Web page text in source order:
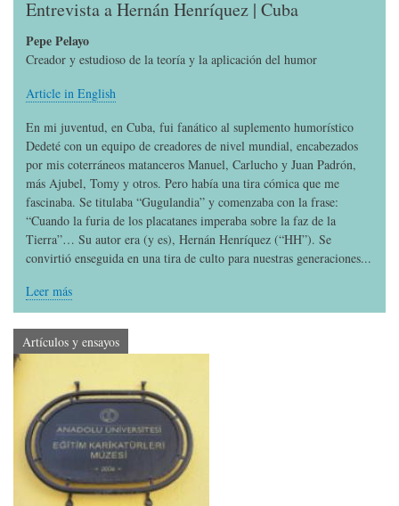
Entrevista a Hernán Henríquez | Cuba
Pepe Pelayo
Creador y estudioso de la teoría y la aplicación del humor
Article in English
En mi juventud, en Cuba, fui fanático al suplemento humorístico
Dedeté con un equipo de creadores de nivel mundial, encabezados
por mis coterráneos matanceros Manuel, Carlucho y Juan Padrón,
más Ajubel, Tomy y otros. Pero había una tira cómica que me
fascinaba. Se titulaba “Gugulandia” y comenzaba con la frase:
“Cuando la furia de los placatanes imperaba sobre la faz de la
Tierra”… Su autor era (y es), Hernán Henríquez (“HH”). Se
convirtió enseguida en una tira de culto para nuestras generaciones...
Leer más
Artículos y ensayos